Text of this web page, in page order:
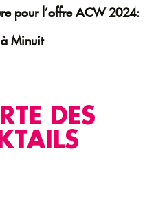
pour l’offre ACW 2024:
à Minuit
DES